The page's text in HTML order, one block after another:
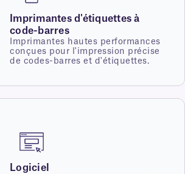
Imprimantes d'étiquettes à
code-barres
Imprimantes hautes performances
conçues pour l'impression précise
de codes-barres et d'étiquettes.
Logiciel